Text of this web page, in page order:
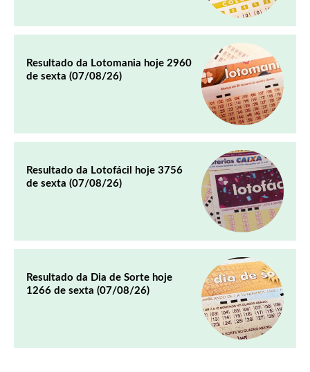
Resultado da Lotomania hoje 2960
de sexta (07/08/26)
Resultado da Lotofácil hoje 3756
de sexta (07/08/26)
Resultado da Dia de Sorte hoje
1266 de sexta (07/08/26)